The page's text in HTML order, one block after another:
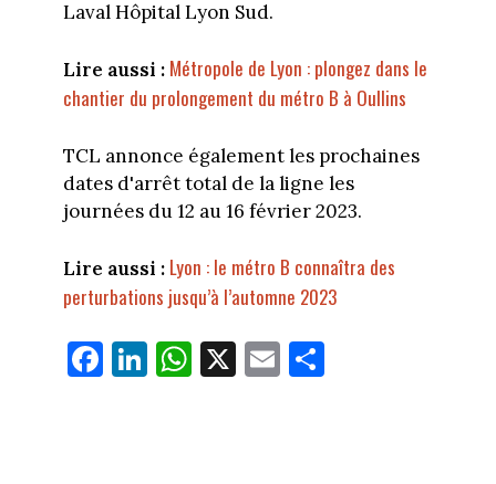
Laval Hôpital Lyon Sud.
Lire aussi : Métropole de Lyon : plongez dans le
chantier du prolongement du métro B à Oullins
TCL annonce également les prochaines
dates d'arrêt total de la ligne les
journées du 12 au 16 février 2023.
Lire aussi : Lyon : le métro B connaîtra des
perturbations jusqu’à l’automne 2023
Fa
ce
Li
nk
W
ha
X E
m
Pa